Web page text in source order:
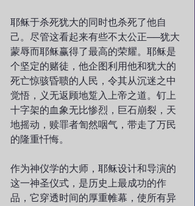
耶稣于杀死犹大的同时也杀死了他自
己。尽管这看起来有些不太公正──犹大
蒙辱而耶稣赢得了最高的荣耀。耶稣是
个坚定的赌徒，他企图利用他和犹大的
死亡惊骇昏聩的人民，令其从沉迷之中
觉悟，义无返顾地踅入上帝之道。钉上
十字架的血象无比惨烈，巨石崩裂，天
地摇动，赎罪者訇然咽气，带走了万民
的隆重忏悔。
作为神仪学的大师，耶稣设计和导演的
这一神圣仪式，是历史上最成功的作
品，它穿透时间的厚重帷幕，使所有异